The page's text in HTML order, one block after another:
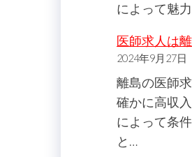
によって魅
医師求人は
2024年9月27日
離島の医師
確かに高収
によって条
と…